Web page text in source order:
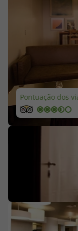
Especialistas
Cheque
Rede de Lojas
Blog
Área de Cliente
Agências
Pontuação dos